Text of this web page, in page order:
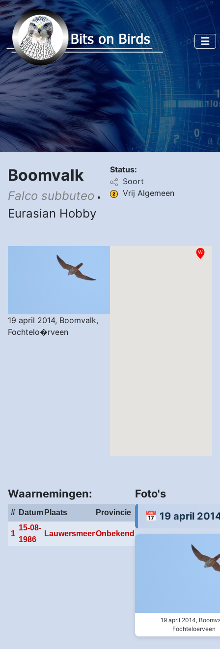
Boomvalk
Falco subbuteo •
Eurasian Hobby
Status:
Soort
Vrij Algemeen
19 april 2014, Boomvalk,
Fochtelo�rveen
Waarnemingen:
# Datum Plaats Provincie
1
15-08-
1986
LauwersmeerOnbekend
Foto's
📅 19 april
19 april 2014,
Fochteloerveen